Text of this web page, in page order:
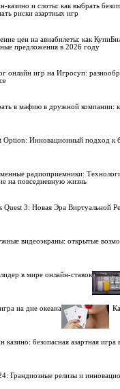
казино и слоты: как выбрать
риски азартных игр
цен на авиабилеты: как
предложения в 2026 году
онлайн игр на Игросуп:
в мафию в дружной компании:
Option: Инновационный подход к
радиоприемники:
на повседневную жизнь
Quest 3: Новая Эра Виртуальной
видеоэкраны: открытые
в мире онлайн-ставок
на дне океана
казино: безопасная азартная игра
Грандиозные релизы и